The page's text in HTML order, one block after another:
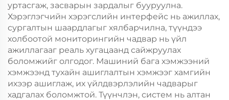
уртасгаж, засварын зардалыг бууруулна.
Хэрэглэгчийн хэрэгслийн интерфейс нь ажиллах,
сургалтын шаардлагыг хялбарчилна, түүндээ
холбоотой мониторингийн чадвар нь үйл
ажиллагааг реаль хугацаанд сайжруулах
боломжийг олгодог. Машиний бага хэмжээний
хэмжээнд тухайн ашиглалтын хэмжээг хамгийн
ихээр ашиглаж, их үйлдвэрлэлийн чадварыг
хадгалах боломжтой. Түүнчлэн, систем нь алтан